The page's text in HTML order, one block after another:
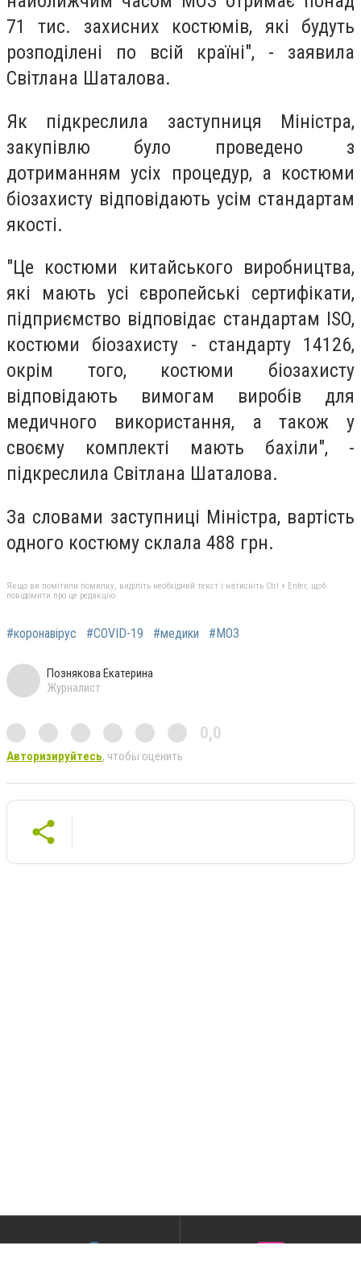
71 тис. захисних костюмів, які будуть
розподілені по всій країні", - заявила
Світлана Шаталова.
Як підкреслила заступниця Міністра,
закупівлю було проведено з
дотриманням усіх процедур, а костюми
біозахисту відповідають усім стандартам
якості.
"Це костюми китайського виробництва,
які мають усі європейські сертифікати,
підприємство відповідає стандартам ISO,
костюми біозахисту - стандарту 14126,
окрім того, костюми біозахисту
відповідають вимогам виробів для
медичного використання, а також у
своєму комплекті мають бахіли", -
підкреслила Світлана Шаталова.
За словами заступниці Міністра, вартість
одного костюму склала 488 грн.
Якщо ви помітили помилку, виділіть необхідний текст і натисніть Ctrl + Enter, щоб
повідомити про це редакцію
#коронавірус #СOVID-19 #медики #МОЗ
Познякова Екатерина
Журналист
0,0
Авторизируйтесь, чтобы оценить